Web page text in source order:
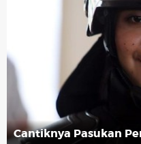
Cantiknya Pasukan